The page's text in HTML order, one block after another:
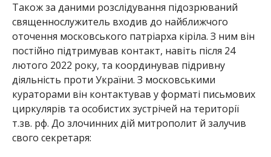
Також за даними розслідування підозрюваний
священнослужитель входив до найближчого
оточення московського патріарха кіріла. З ним він
постійно підтримував контакт, навіть після 24
лютого 2022 року, та координував підривну
діяльність проти України. З московськими
кураторами він контактував у форматі письмових
циркулярів та особистих зустрічей на території
т.зв. рф. До злочинних дій митрополит й залучив
свого секретаря: